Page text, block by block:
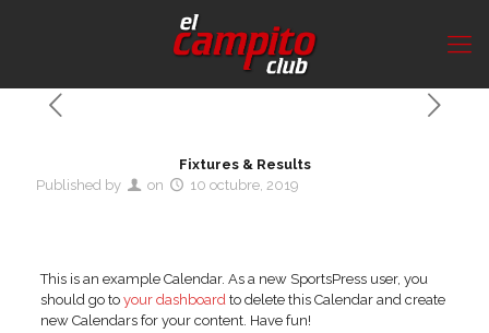
Fixtures & Results
Published by
on 10 octubre, 2019
This is an example Calendar. As a new SportsPress user, you
should go to your dashboardto delete this Calendar and create
new Calendars for your content. Have fun!